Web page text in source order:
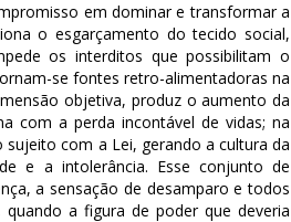
em dominar e transformar a
o esgarçamento do tecido social,
os interditos que possibilitam o
se fontes retro-alimentadoras na
objetiva, produz o aumento da
com a perda incontável de vidas; na
com a Lei, gerando a cultura da
e a intolerância. Esse conjunto de
a sensação de desamparo e todos
a figura de poder que deveria